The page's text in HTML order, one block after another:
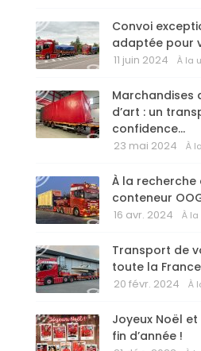
Convoi
adaptée pour
11 juin 2024 À la
Marchandises
d’art : un
confidence…
23 mai 2024 À
À la recherche
conteneur
16 avr. 2024 À la
Transport de
toute la France
20 févr. 2024 À
Joyeux Noël
fin d’année !